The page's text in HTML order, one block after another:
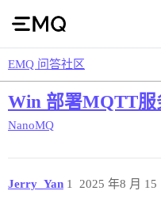
EMQ 问答社区
Win 部署MQTT服
NanoMQ
Jerry_Yan 2025 年8 月 15
1